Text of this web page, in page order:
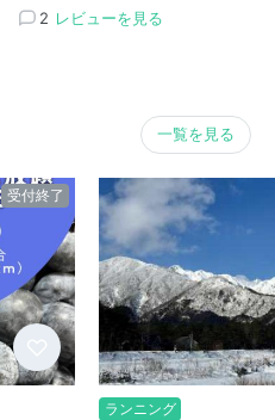
2 レビューを見る
一覧を見る
受付終了
ランニング